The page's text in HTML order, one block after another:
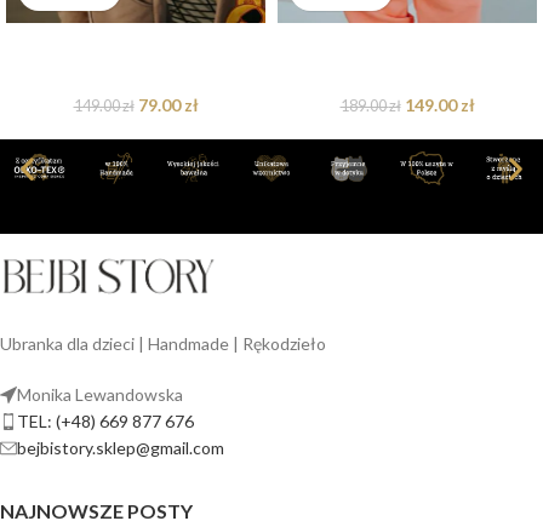
149.00zł 79.00zł 189.00zł 149.00zł
Ubranka dla dzieci | Handmade | Rękodzieło
Monika Lewandowska
TEL: (+48) 669 877 676
bejbistory.sklep@gmail.com
NAJNOWSZE POSTY